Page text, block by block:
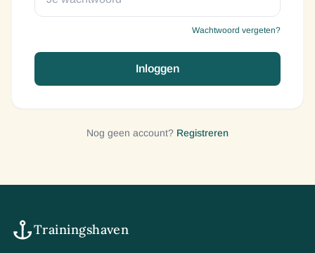
Wachtwoord vergeten?
Inloggen
Nog geen account? Registreren
Trainingshaven